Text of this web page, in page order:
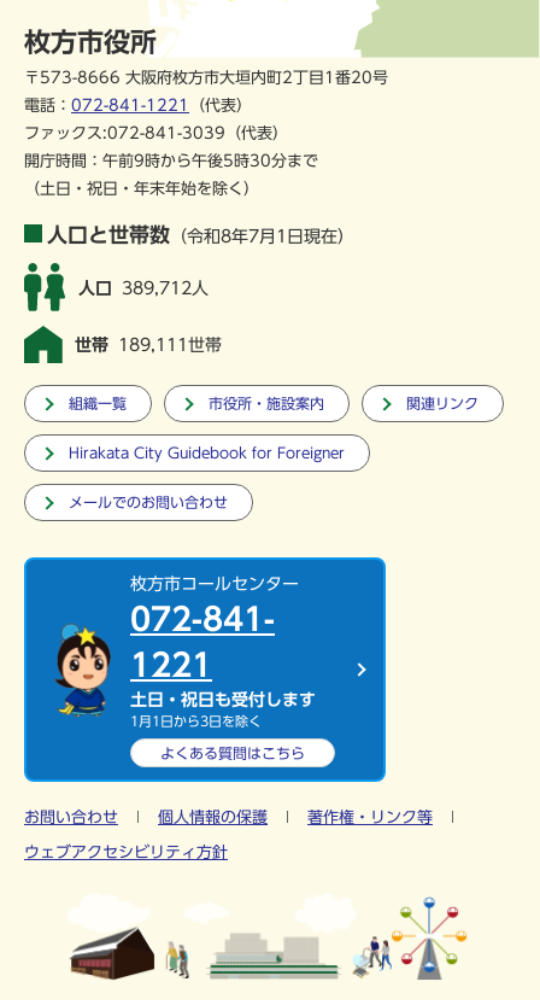
枚方市役所
〒573-8666 大阪府枚方市大垣内町2丁目1番20号
電話： 072-841-1221
（代表）
ファックス:072-841-3039（代表）
開庁時間：午前9時から午後5時30分まで
（土日・祝日・年末年始を除く）
人口と世帯数 （令和8年7月1日現在）
人口 389,712人
世帯 189,111世帯
組織一覧 市役所・施設案内 関連リンク
Hirakata City Guidebook for Foreigner
メールでのお問い合わせ
枚方市コールセンター
072-841-
1221
土日・祝日も受付します
1月1日から3日を除く
よくある質問はこちら
お問い合わせ 個人情報の保護 著作権・リンク等
ウェブアクセシビリティ方針